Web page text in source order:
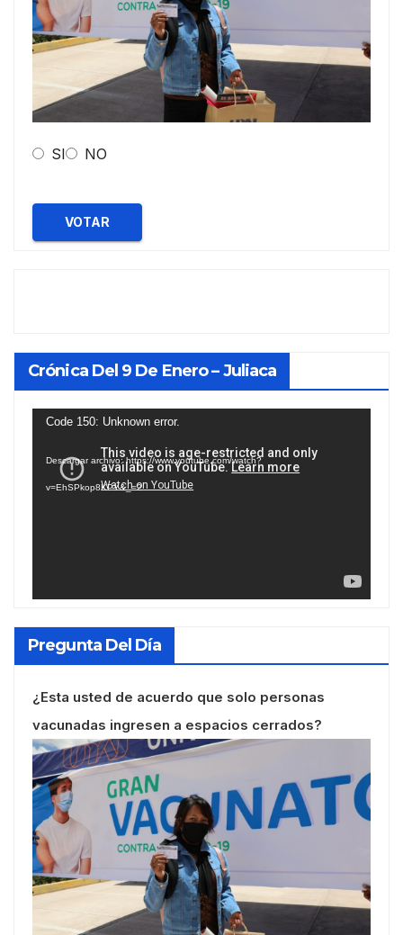
SI NO
VOTAR
Crónica Del 9 De Enero – Juliaca
Reproductor
vídeo
Code 150: Unknown error.
Descargar archivo: https://www.youtube.com/watch?
v=EhSPkop8KPY&_=2
Pregunta Del Día
¿Esta usted de acuerdo que solo personas
vacunadas ingresen a espacios cerrados?